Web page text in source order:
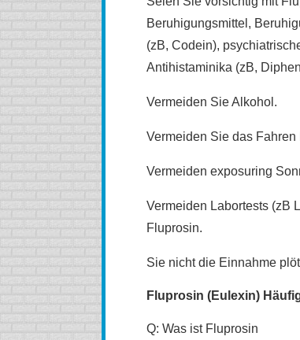
Beruhigungsmittel,
(zB, Codein),
Antihistaminika (zB,
Vermeiden Sie Alkohol.
Vermeiden Sie das Fahren
Vermeiden exposuring
Vermeiden Labortests (zB
Fluprosin.
Sie nicht die Einnahme
Fluprosin (Eulexin)
Q: Was ist Fluprosin